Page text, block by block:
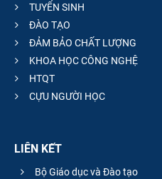
TUYỂN SINH
ĐÀO TẠO
ĐẢM BẢO CHẤT LƯỢNG
KHOA HỌC CÔNG NGHỆ
HTQT
CỰU NGƯỜI HỌC
LIÊN KẾT
Bộ Giáo dục và Đào tạo